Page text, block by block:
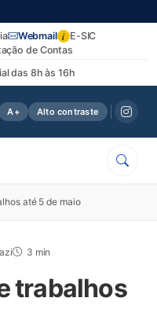
das 8h às 16h
Webmail i E-SIC
de Contas
A+ Alto contraste
até 5 de maio
3 min
trabalhos